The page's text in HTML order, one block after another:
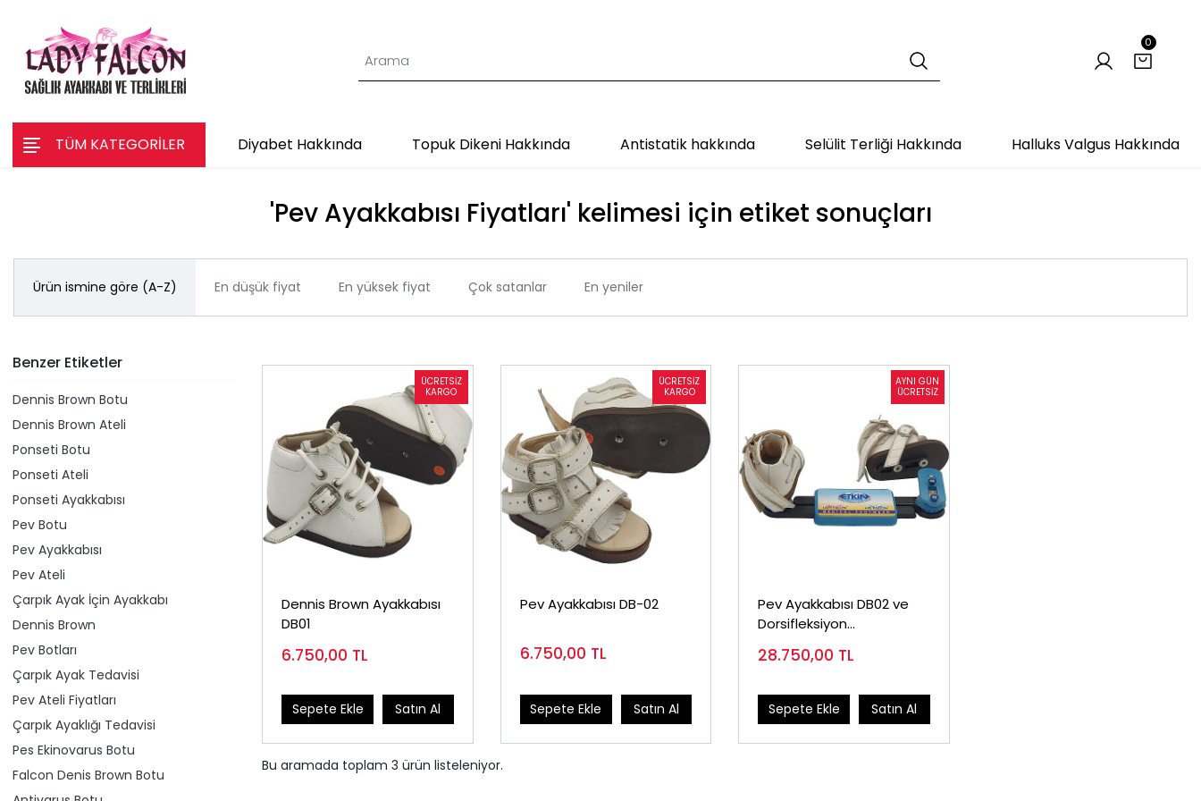
0
TÜM KATEGORİLER Diyabet Hakkında Topuk Dikeni Hakkında Antistatik hakkında Selülit Terliği Hakkında Halluks Valgus Hakkında
'Pev Ayakkabısı Fiyatları' kelimesi için etiket sonuçları
Ürün ismine göre (A-Z) En düşük fiyat En yüksek fiyat Çok satanlar En yeniler
Benzer Etiketler
Dennis Brown Botu
Dennis Brown Ateli
Ponseti Botu
Ponseti Ateli
Ponseti Ayakkabısı
Pev Botu
Pev Ayakkabısı
Pev Ateli
Çarpık Ayak İçin Ayakkabı
Dennis Brown
Pev Botları
Çarpık Ayak Tedavisi
Pev Ateli Fiyatları
Çarpık Ayaklığı Tedavisi
Pes Ekinovarus Botu
Falcon Denis Brown Botu
Dennis Brown Ayakkabısı
DB01
6.750,00 TL
Sepete Ekle Satın Al
Pev Ayakkabısı DB-02
6.750,00 TL
Sepete Ekle Satın Al
Pev Ayakkabısı DB02 ve
Dorsifleksiyon
28.750,00 TL
Sepete Ekle Satın Al
Bu aramada toplam 3 ürün listeleniyor.